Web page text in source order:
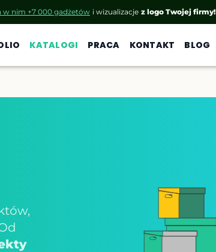
w nim +7 000 gadżetów i wizualizacje z logo Twojej firmy!
KATALOGI PRACA KONTAKT BLOG